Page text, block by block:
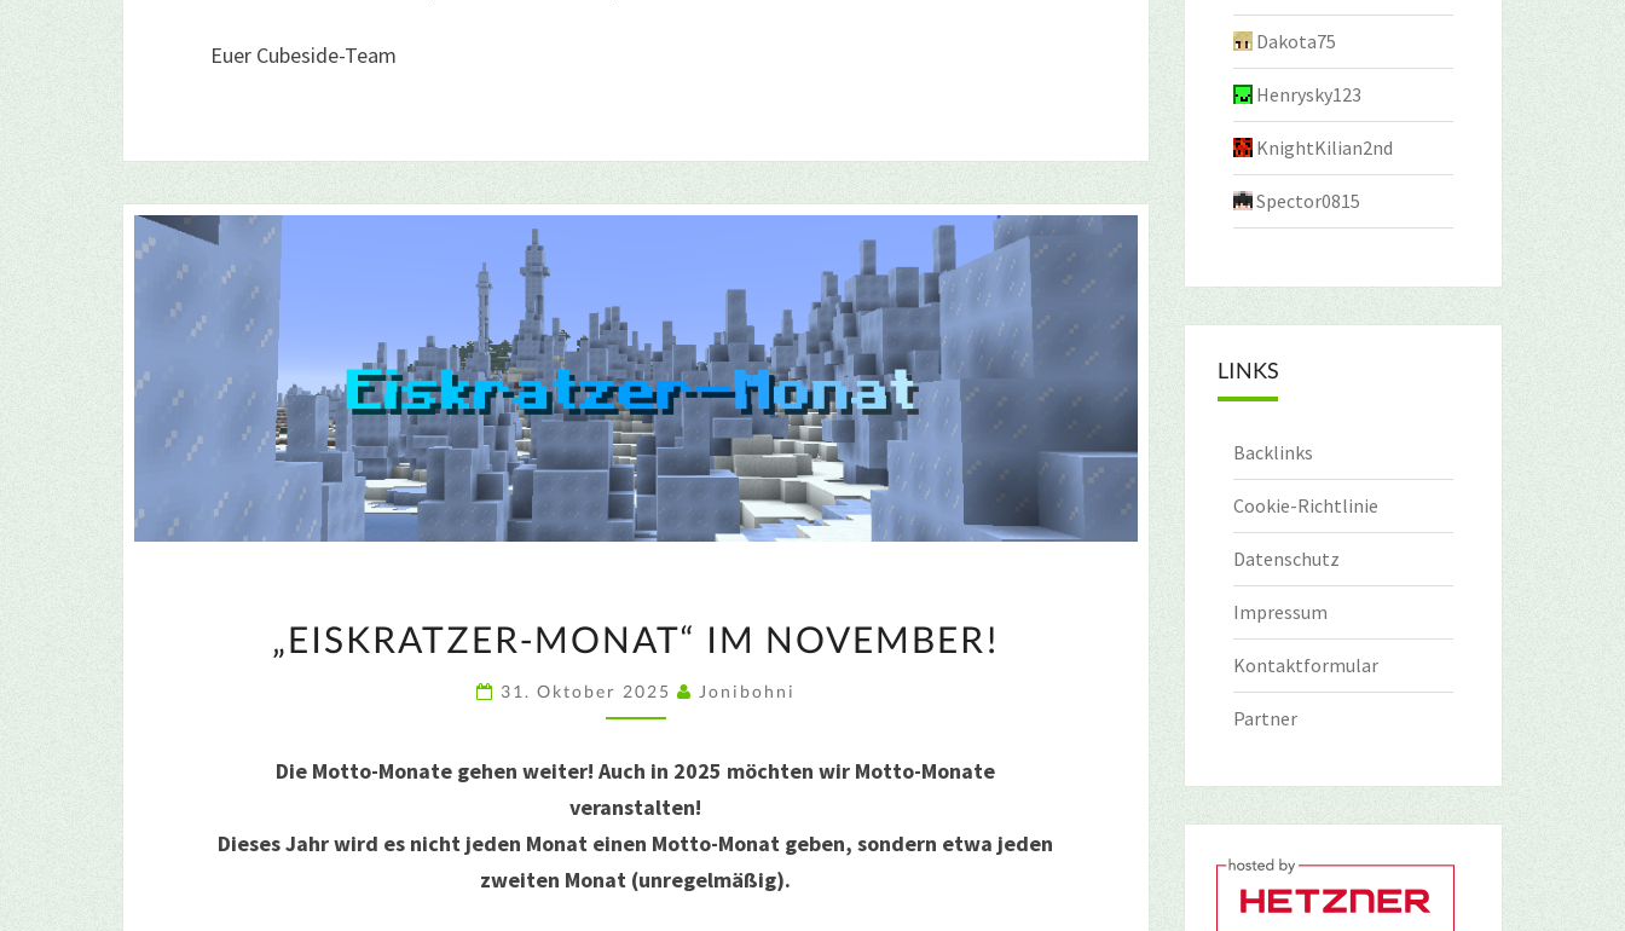
Euer Cubeside-Team
MONAT“
IM
NOVEMBER!
„EISKRATZER-MONAT“ IM NOVEMBER!
31. Oktober 2025 Jonibohni
Die Motto-Monate gehen weiter! Auch in 2025 möchten wir Motto-Monate
veranstalten!
Dieses Jahr wird es nicht jeden Monat einen Motto-Monat geben, sondern etwa jeden
zweiten Monat (unregelmäßig).
Dakota75
Henrysky123
KnightKilian2nd
Spector0815
LINKS
Backlinks
Cookie-Richtlinie
Datenschutz
Impressum
Kontaktformular
Partner